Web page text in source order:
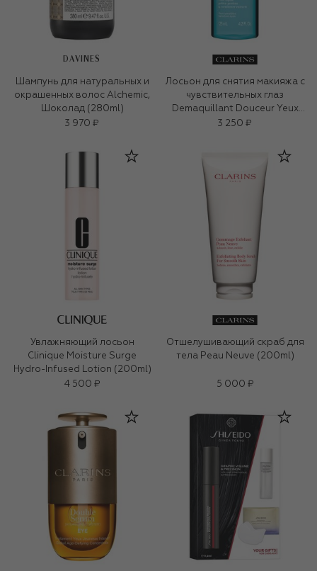
DAVINES
Шампунь для натуральных и
окрашенных волос Alchemic,
Шоколад (280ml)
3 970 ₽
Лосьон для снятия макияжа с
чувствительных глаз
Demaquillant Douceur Yeux
(125ml)
3 250 ₽
Увлажняющий лосьон
Clinique Moisture Surge
Hydro-Infused Lotion (200ml)
4 500 ₽
Отшелушивающий скраб для
тела Peau Neuve (200ml)
5 000 ₽